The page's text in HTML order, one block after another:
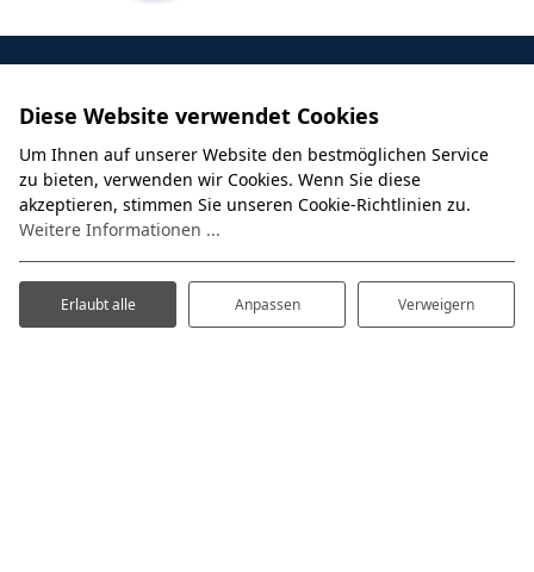
Perlen willkommen zu heißen!
Unser Team ist bereit, Ihnen einen angenehmen
Aufenthalt zu bereiten.
Haben Sie die ZeeParel-App bereits
heruntergeladen?
Lesen Sie mehr über unsere neue App!
Diese Website verwendet Cookies
Um Ihnen auf unserer Website den bestmöglichen Service
zu bieten, verwenden wir Cookies. Wenn Sie diese
akzeptieren, stimmen Sie unseren Cookie-Richtlinien zu.
Weitere Informationen ...
Erlaubt alle Anpassen Verweigern